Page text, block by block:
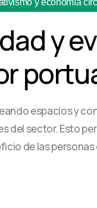
y
espacios y
del sector. Esto
de las